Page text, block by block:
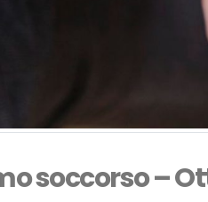
soccorso –